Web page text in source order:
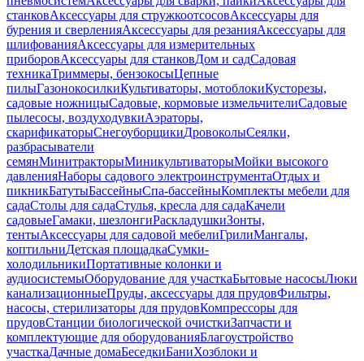
станковАксессуары для стружкоотсосовАксессуары для
бурения и сверленияАксессуары для резанияАксессуары для
шлифованияАксессуары для измерительных
приборовАксессуары для станковДом и садСадовая
техникаТриммеры, бензокосыЦепные
пилыГазонокосилкиКультиваторы, мотоблокиКусторезы,
садовые ножницыСадовые, кормовые измельчителиСадовые
пылесосы, воздуходувкиАэраторы,
скарификаторыСнегоуборщикиДровоколыСеялки,
разбрасыватели
семянМинитракторыМиникультиваторыМойки высокого
давленияНаборы садового электроинструментаОтдых и
пикникБатутыБассейныСпа-бассейныКомплекты мебели для
садаСтолы для садаСтулья, кресла для садаКачели
садовыеГамаки, шезлонгиРаскладушкиЗонты,
тентыАксессуары для садовой мебелиГрилиМангалы,
коптильниДетская площадкаСумки-
холодильникиПортативные колонки и
аудиосистемыОборудование для участкаБытовые насосыЛюки
канализационныеПруды, аксессуары для прудовФильтры,
насосы, стерилизаторы для прудовКомпрессоры для
прудовСтанции биологической очисткиЗапчасти и
комплектующие для оборудованияБлагоустройство
участкаДачные домаБеседкиБаниХозблоки и